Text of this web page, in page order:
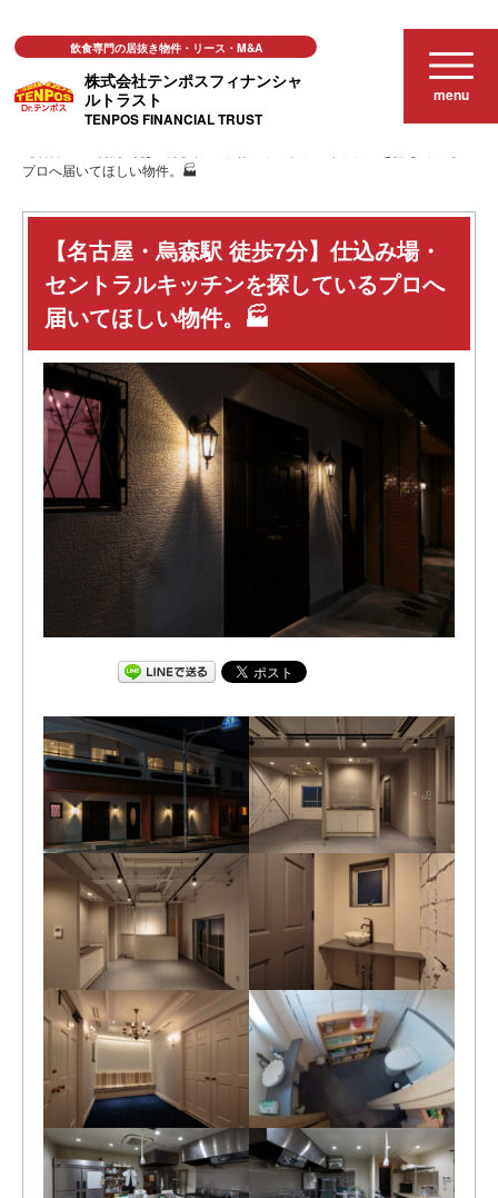
株式会社テンポスフィナンシャ
ルトラスト
TENPOS FINANCIAL TRUST
飲食専門の居抜き物件・リース・M&A
menu
事業譲渡 事業譲渡（売却情報）
プロへ届いてほしい物件。🏭
【名古屋・烏森駅 徒歩7分】仕込み場・
セントラルキッチンを探しているプロへ
届いてほしい物件。🏭